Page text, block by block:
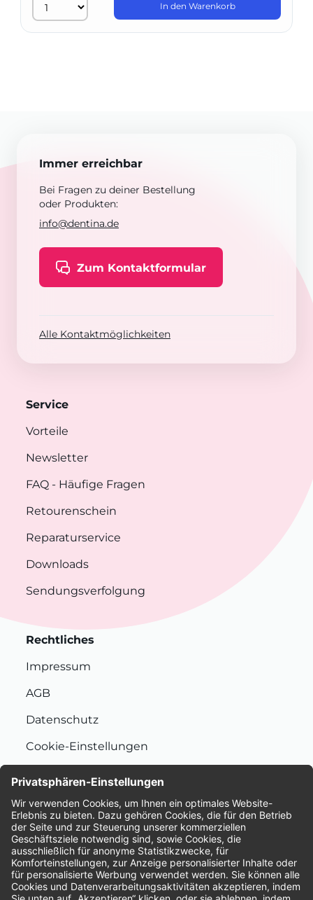
In den Warenkorb
Immer erreichbar
Bei Fragen zu deiner Bestellung
oder Produkten:
info@dentina.de
Zum Kontaktformular
Alle Kontaktmöglichkeiten
Service
Vorteile
Newsletter
FAQ - Häufige Fragen
Retourenschein
Reparaturservice
Downloads
Sendungsverfolgung
Rechtliches
Impressum
AGB
Datenschutz
Cookie-Einstellungen
Bewertungen